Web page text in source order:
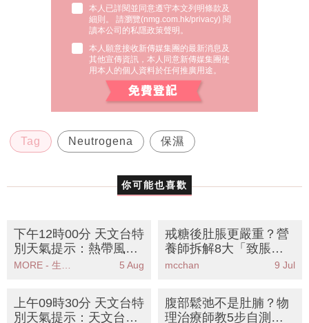
本人已詳閱並同意遵守本文列明條款及
細則。 請瀏覽(nmg.com.hk/privacy) 閱
讀本公司的私隱政策聲明。
本人願意接收新傳媒集團的最新消息及
其他宣傳資訊，本人同意新傳媒集團使
用本人的個人資料於任何推廣用途。
Tag Neutrogena 保濕
你可能也喜歡
下午12時00分 天文台特
別天氣提示：熱帶風暴
鯨魚對本港威脅不大未
MORE - 生活品味 5 Aug
戒糖後肚脹更嚴重？營
養師拆解8大「致脹」
代糖陷阱丨附2款簡易
mcchan 9 Jul
上午09時30分 天文台特
別天氣提示：天文台發
腹部鬆弛不是肚腩？物
理治療師教5步自測腹